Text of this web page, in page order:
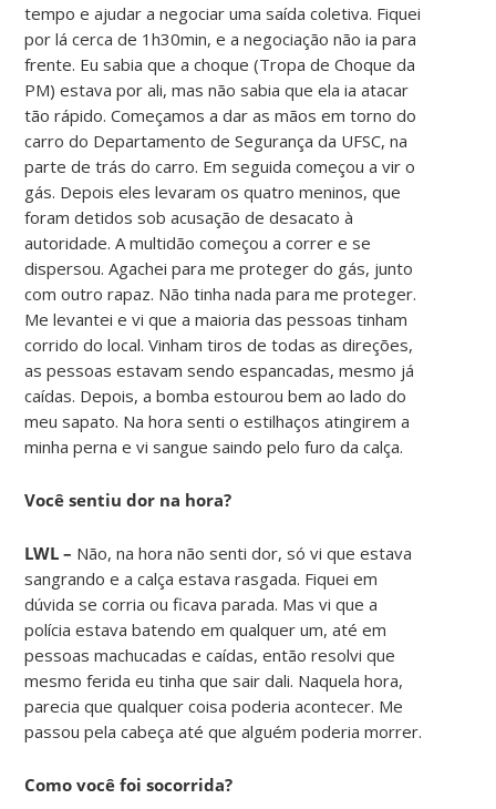
tempo e ajudar a negociar uma saída coletiva. Fiquei
por lá cerca de 1h30min, e a negociação não ia para
frente. Eu sabia que a choque (Tropa de Choque da
PM) estava por ali, mas não sabia que ela ia atacar
tão rápido. Começamos a dar as mãos em torno do
carro do Departamento de Segurança da UFSC, na
parte de trás do carro. Em seguida começou a vir o
gás. Depois eles levaram os quatro meninos, que
foram detidos sob acusação de desacato à
autoridade. A multidão começou a correr e se
dispersou. Agachei para me proteger do gás, junto
com outro rapaz. Não tinha nada para me proteger.
Me levantei e vi que a maioria das pessoas tinham
corrido do local. Vinham tiros de todas as direções,
as pessoas estavam sendo espancadas, mesmo já
caídas. Depois, a bomba estourou bem ao lado do
meu sapato. Na hora senti o estilhaços atingirem a
minha perna e vi sangue saindo pelo furo da calça.
Você sentiu dor na hora?
LWL – Não, na hora não senti dor, só vi que estava
sangrando e a calça estava rasgada. Fiquei em
dúvida se corria ou ficava parada. Mas vi que a
polícia estava batendo em qualquer um, até em
pessoas machucadas e caídas, então resolvi que
mesmo ferida eu tinha que sair dali. Naquela hora,
parecia que qualquer coisa poderia acontecer. Me
passou pela cabeça até que alguém poderia morrer.
Como você foi socorrida?